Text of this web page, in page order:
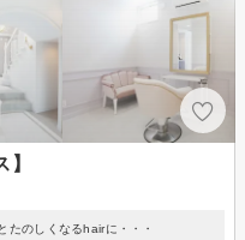
たのしくなるhairに・・・